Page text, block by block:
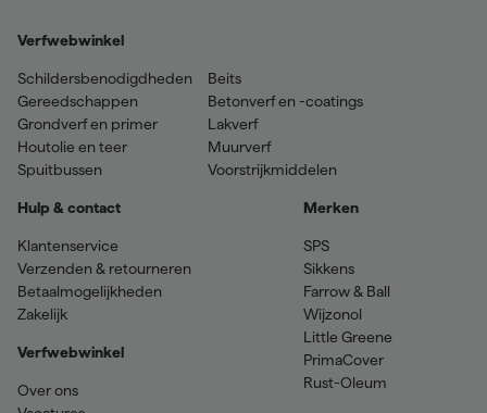
Verfwebwinkel
Schildersbenodigdheden
Gereedschappen
Grondverf en primer
Houtolie en teer
Spuitbussen
Beits
Betonverf en -coatings
Lakverf
Muurverf
Voorstrijkmiddelen
Hulp & contact
Klantenservice
Verzenden & retourneren
Betaalmogelijkheden
Zakelijk
Verfwebwinkel
Over ons
Merken
SPS
Sikkens
Farrow & Ball
Wijzonol
Little Greene
PrimaCover
Rust-Oleum